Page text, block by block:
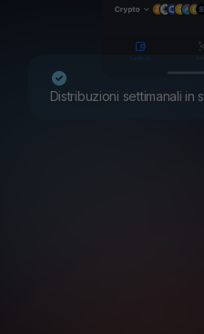
Distribuzioni settimanali